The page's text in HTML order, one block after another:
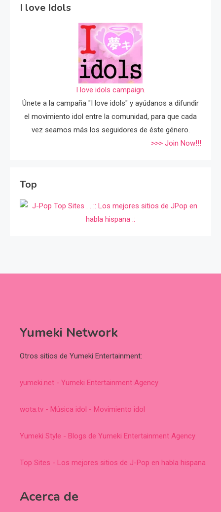
I love Idols
I love idols campaign.
Únete a la campaña "I love idols" y ayúdanos a difundir
el movimiento idol entre la comunidad, para que cada
vez seamos más los seguidores de éste género.
>>> Join Now!!!
Top
Yumeki Network
Otros sitios de Yumeki Entertainment:
yumeki.net - Yumeki Entertainment Agency
wota.tv - Música idol - Movimiento idol
Yumeki Style - Blogs de Yumeki Entertainment Agency
Top Sites - Los mejores sitios de J-Pop en habla hispana
Acerca de